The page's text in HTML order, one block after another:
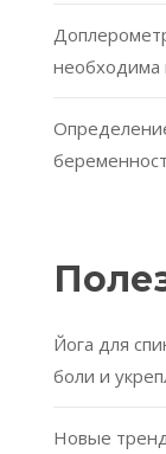
необходима
Йога для
боли и
Новые